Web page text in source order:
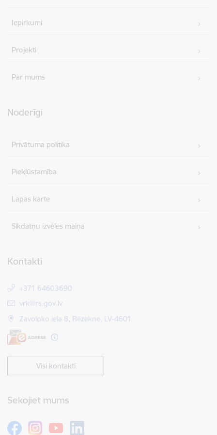
Iepirkumi
Projekti
Par mums
Noderīgi
Privātuma politika
Piekļūstamība
Lapas karte
Sīkdatņu izvēles maiņa
Kontakti
+371 64603690
E-pasts:
vrk@rs.gov.lv
Zavoloko iela 8, Rēzekne, LV-4601
Visi kontakti
Sekojiet mums